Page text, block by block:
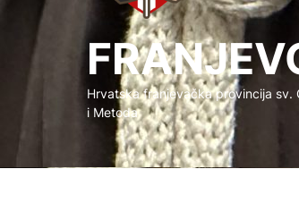
Hrvatska franjevačka provincija sv.
i Metoda